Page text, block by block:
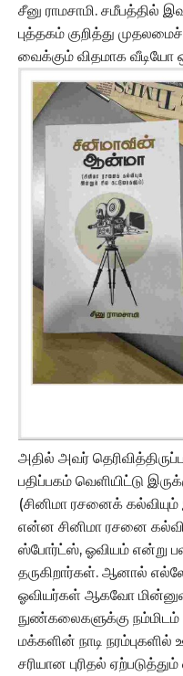
சீனு ராமசாமி. சமீபத்தில்
புத்தகம் குறித்து
வைக்கும் விதமாக வீடியோ
அதில் அவர்
பதிப்பகம் வெளியிட்டு
(சினிமா ரசனைக்
என்ன சினிமா ரசனை
ஸ்போர்ட்ஸ், ஓவியம் என்று
தருகிறார்கள். ஆனால்
ஓவியர்கள் ஆகவோ
நுண்கலைகளுக்கு
மக்களின் நாடி நரம்புகளில்
சரியான புரிதல்